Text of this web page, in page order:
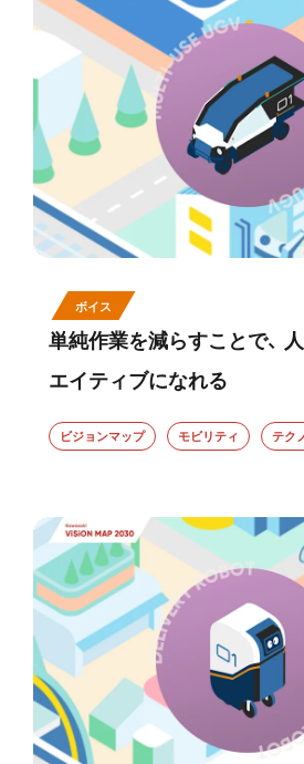
ボイス
単純作業を減らすことで、
エイティブになれる
ビジョンマップ モビリティ テク